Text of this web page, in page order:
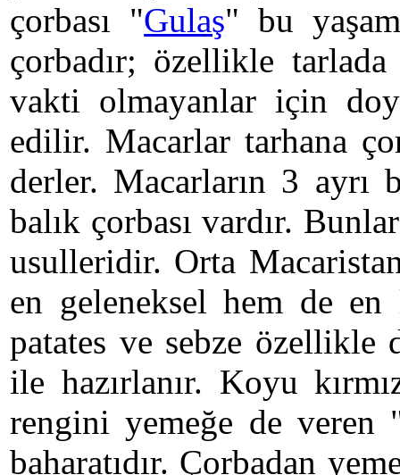
çorbası "Gulaş" bu
çorbadır; özellikle
vakti olmayanlar için
edilir. Macarlar tarhana
derler. Macarların 3 ayrı
balık çorbası vardır.
usulleridir. Orta
en geleneksel hem de en
patates ve sebze özellikle
ile hazırlanır. Koyu
rengini yemeğe de veren
baharatıdır. Çorbadan